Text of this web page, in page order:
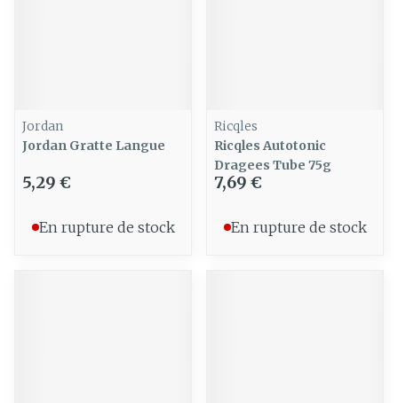
Jordan
Jordan Gratte Langue
5,29 €
En rupture de stock
Ricqles
Ricqles Autotonic
Dragees Tube 75g
7,69 €
En rupture de stock